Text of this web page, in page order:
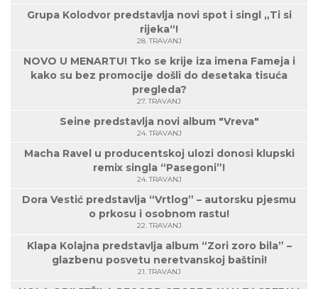
Grupa Kolodvor predstavlja novi spot i singl „Ti si
rijeka“!
28. TRAVANJ
NOVO U MENARTU! Tko se krije iza imena Fameja i
kako su bez promocije došli do desetaka tisuća
pregleda?
27. TRAVANJ
Seine predstavlja novi album "Vreva"
24. TRAVANJ
Macha Ravel u producentskoj ulozi donosi klupski
remix singla “Pasegoni”!
24. TRAVANJ
Dora Vestić predstavlja “Vrtlog” – autorsku pjesmu
o prkosu i osobnom rastu!
22. TRAVANJ
Klapa Kolajna predstavlja album “Zori zoro bila” –
glazbenu posvetu neretvanskoj baštini!
21. TRAVANJ